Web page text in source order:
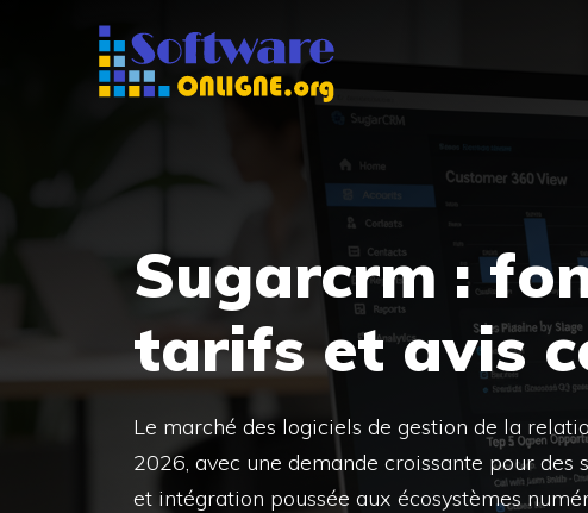
Sugarcrm :
tarifs et avis
Le marché des logiciels de gestion de la
2026, avec une demande croissante pour
et intégration poussée aux écosystèmes